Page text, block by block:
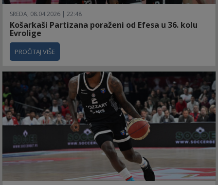
SREDA, 08.04.2026 | 22:48
Košarkaši Partizana poraženi od Efesa u 36. kolu
Evrolige
PROČITAJ VIŠE